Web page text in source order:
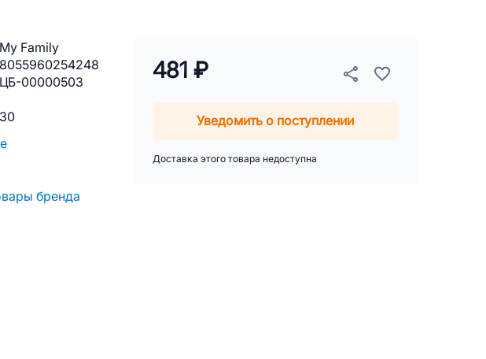
My Family
8055960254248
ЦБ-00000503
30
бренда
481 ₽
Уведомить о поступлении
Доставка этого товара недоступна